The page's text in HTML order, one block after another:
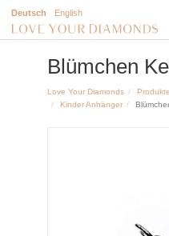
Deutsch English
Blümchen
Love Your Diamonds Produkte
Kinder Anhänger